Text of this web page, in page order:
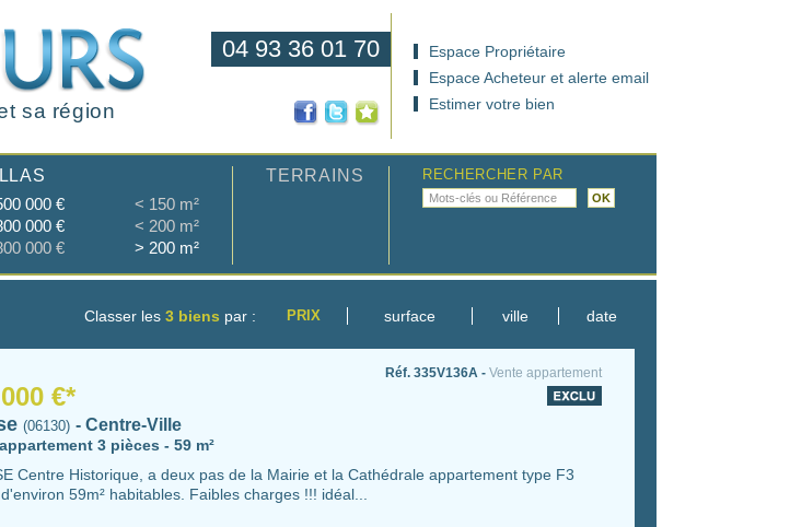
sa région
04 93 36 01 70
Espace Propriétaire
Espace Acheteur et alerte email
Estimer votre bien
000 €
000 €
000 €
< 150 m²
< 200 m²
> 200 m²
TERRAINS RECHERCHER PAR
Classer les 3 biens par : PRIX surface ville date
Réf. 335V136A - Vente appartement
€*
(06130) - Centre-Ville
3 pièces - 59 m²
Centre Historique, a deux pas de la Mairie et la Cathédrale appartement type F3
59m² habitables. Faibles charges !!! idéal...